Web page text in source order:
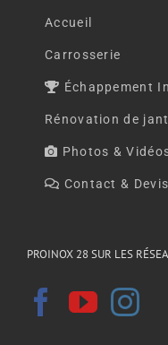
Accueil
Carrosserie
Échappement
Rénovation de
Photos &
Contact & Devis
PROINOX 28 SUR LES